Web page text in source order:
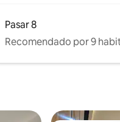
Pasar 8
Recomendado por 9